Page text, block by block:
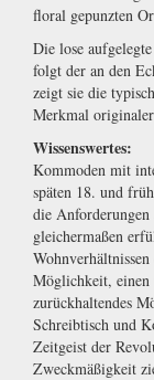
floral gepunzten
Die lose
folgt der an den
zeigt sie die
Merkmal
Wissenswertes:
Kommoden mit
späten 18. und
die
gleichermaßen
Möglichkeit,
zurückhaltendes
Schreibtisch und
Zeitgeist der
Zweckmäßigkeit